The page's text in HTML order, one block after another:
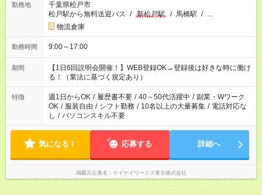
勤務地
千葉県松戸市
松戸駅から無料送迎バス / 新松戸駅 / 馬橋駅 / …
物流倉庫
勤務時間 9:00～17:00
期間
【1日6回説明会開催！】WEB登録OK→登録後は好きな時に働け
る！（業法に基づく規定あり）
特徴 週1日からOK / 履歴書不要 / 40～50代活躍中 / 副業・Wワーク
OK / 服装自由 / シフト勤務 / 10名以上の大量募集 / 電話対応な
し / パソコンスキル不要
気になる！ 応募する 詳細へ
掲載元企業名 テイケイワークス東京株式会社